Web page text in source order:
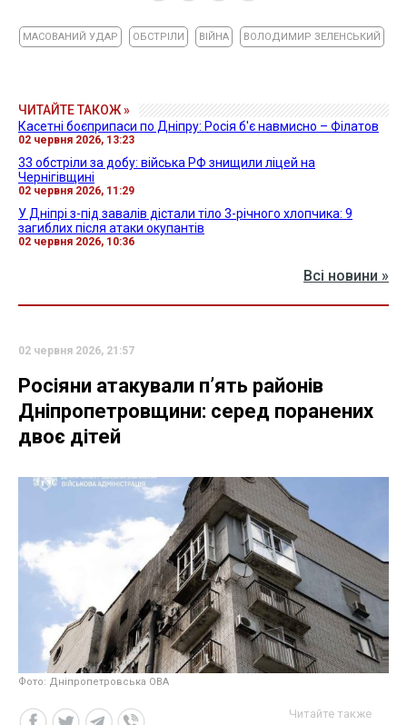
МАСОВАНИЙ УДАР ОБСТРІЛИ ВІЙНА ВОЛОДИМИР ЗЕЛЕНСЬКИЙ
ЧИТАЙТЕ ТАКОЖ »
Касетні боєприпаси по Дніпру: Росія б'є навмисно – Філатов
02 червня 2026, 13:23
33 обстріли за добу: війська РФ знищили ліцей на
Чернігівщині
02 червня 2026, 11:29
У Дніпрі з-під завалів дістали тіло 3-річного хлопчика: 9
загиблих після атаки окупантів
02 червня 2026, 10:36
Всі новини »
02 червня 2026, 21:57
Росіяни атакували п’ять районів
Дніпропетровщини: серед поранених
двоє дітей
Фото: Дніпропетровська ОВА
Читайте также